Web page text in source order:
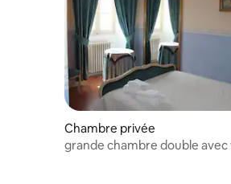
Chambre privée
grande chambre double avec